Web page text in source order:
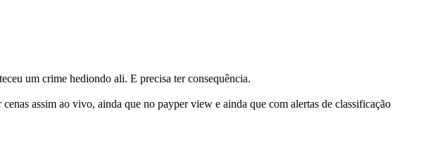
um crime hediondo ali. E precisa ter consequência.
assim ao vivo, ainda que no payper view e ainda que com alertas de classificação